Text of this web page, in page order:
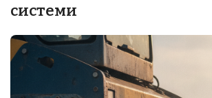
системи